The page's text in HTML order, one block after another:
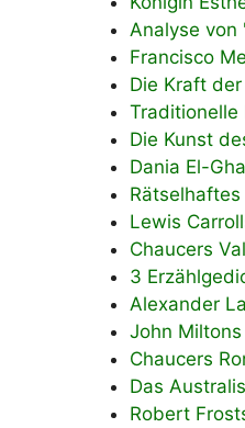
Analyse von
Francisco
Die Kraft
Traditionelle
Die Kunst
Dania El-
Lewis
Chaucers
3
Alexander
John
Chaucers
Das
Robert